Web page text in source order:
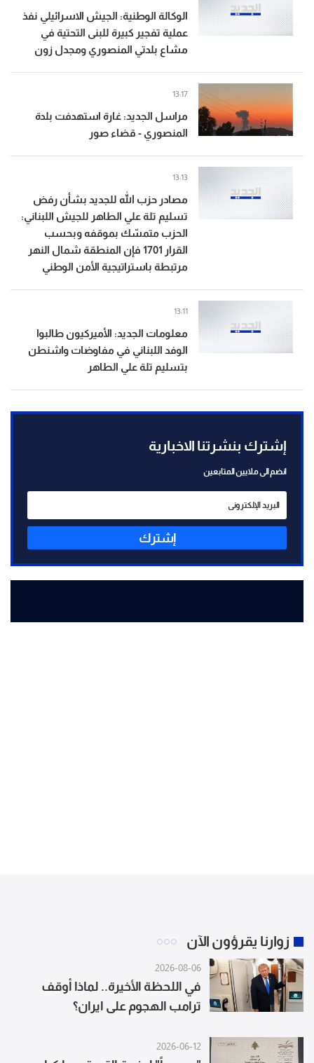
الوكالة الوطنية: الجيش الاسرائيلي نفذ
عملية تفجير كبيرة للبنى التحتية في
مشاع بلدتي المنصوري ومجدل زون
مراسل الجديد: غارة استهدفت بلدة
المنصوري - قضاء صور
13:17
مصادر حزب الله للجديد بشأن رفض
تسليم تلة علي الطاهر للجيش اللبناني:
الحزب متمسّك بموقفه وبحسب
القرار 1701 فإن المنطقة شمال النهر
مرتبطة باستراتيجية الأمن الوطني
13:13
معلومات الجديد: الأميركيون طالبوا
الوفد اللبناني في مفاوضات واشنطن
بتسليم تلة علي الطاهر
13:11
إشترك بنشرتنا الاخبارية
انضم الى ملايين المتابعين
إشترك
زوارنا يقرؤون الآن
2026-08-06
في اللحظة الأخيرة.. لماذا أوقف
ترامب الهجوم على ايران؟
2026-06-12